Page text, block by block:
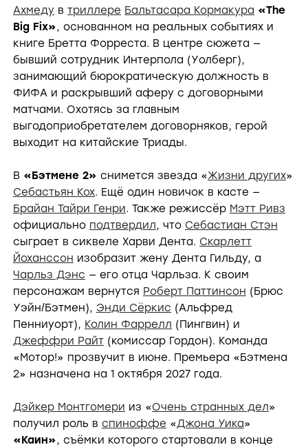
Ахмеду в триллере Бальтасара Кормакура «The
Big Fix», основанном на реальных событиях и
книге Бретта Форреста. В центре сюжета —
бывший сотрудник Интерпола (Уолберг),
занимающий бюрократическую должность в
ФИФА и раскрывший аферу с договорными
матчами. Охотясь за главным
выгодоприобретателем договорняков, герой
выходит на китайские Триады.
В «Бэтмене 2» снимется звезда «Жизни других»
Себастьян Кох. Ещё один новичок в касте —
Брайан Тайри Генри. Также режиссёр Мэтт Ривз
официально подтвердил, что Себастиан Стэн
сыграет в сиквеле Харви Дента. Скарлетт
Йоханссон изобразит жену Дента Гильду, а
Чарльз Дэнс — его отца Чарльза. К своим
персонажам вернутся Роберт Паттинсон (Брюс
Уэйн/Бэтмен), Энди Сёркис (Альфред
Пенниуорт), Колин Фаррелл (Пингвин) и
Джеффри Райт (комиссар Гордон). Команда
«Мотор!» прозвучит в июне. Премьера «Бэтмена
2» назначена на 1 октября 2027 года.
Дэйкер Монтгомери из «Очень странных дел»
получил роль в спиноффе «Джона Уика»
«Каин», съёмки которого стартовали в конце